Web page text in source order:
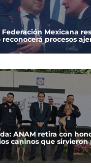
Mexicana
procesos
ANAM retira con
caninos que sirvieron